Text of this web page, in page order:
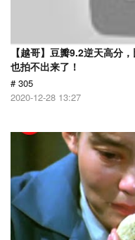
【越哥】豆瓣9.2逆天高分
也拍不出来了！
# 305
2020-12-28 13:27